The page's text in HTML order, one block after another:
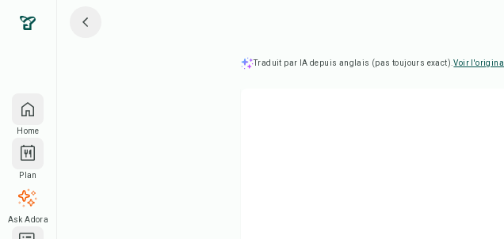
Home
Plan
Ask Adora
Traduit par IA depuis anglais (pas toujours exact).Voir l'original